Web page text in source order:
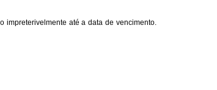
impreterivelmente até a data de vencimento.